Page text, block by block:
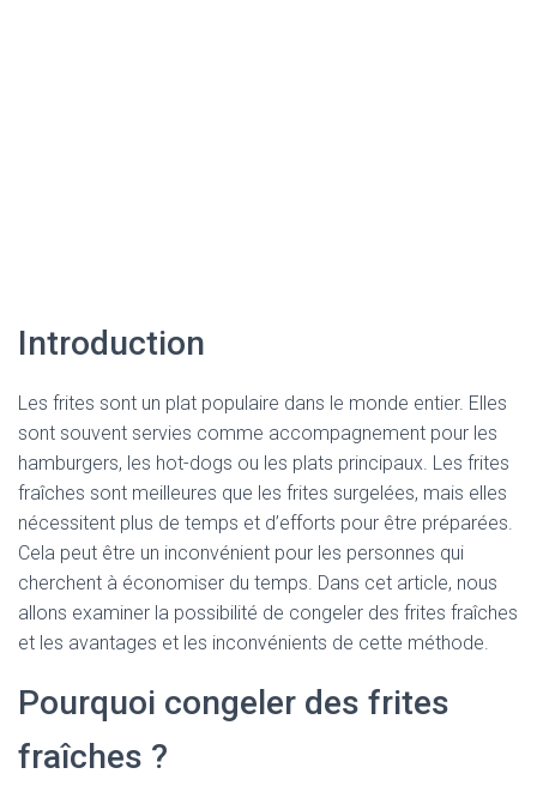
Introduction
Les frites sont un plat populaire dans le monde entier. Elles
sont souvent servies comme accompagnement pour les
hamburgers, les hot-dogs ou les plats principaux. Les frites
fraîches sont meilleures que les frites surgelées, mais elles
nécessitent plus de temps et d’efforts pour être préparées.
Cela peut être un inconvénient pour les personnes qui
cherchent à économiser du temps. Dans cet article, nous
allons examiner la possibilité de congeler des frites fraîches
et les avantages et les inconvénients de cette méthode.
Pourquoi congeler des frites
fraîches ?